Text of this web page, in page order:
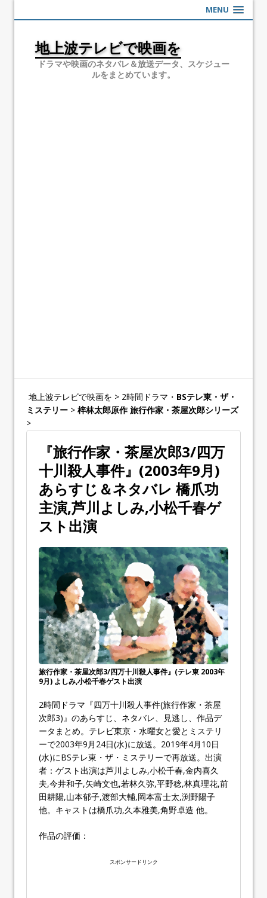
MENU
地上波テレビで映画を
ドラマや映画のネタバレ＆放送データ、スケジュー
ルをまとめています。
地上波テレビで映画を > 2時間ドラマ・ BSテレ東・ザ・
ミステリー > 梓林太郎原作 旅行作家・茶屋次郎シリーズ
>
『旅行作家・茶屋次郎3/四万
十川殺人事件』(2003年9月)
あらすじ＆ネタバレ 橋爪功
主演,芦川よしみ,小松千春ゲ
スト出演
旅行作家・茶屋次郎3/四万十川殺人事件』(テレ東 2003年
9月) よしみ,小松千春ゲスト出演
2時間ドラマ『四万十川殺人事件(旅行作家・茶屋
次郎3)』のあらすじ、ネタバレ、見逃し、作品デ
ータまとめ。テレビ東京・水曜女と愛とミステリ
ーで2003年9月24日(水)に放送。2019年4月10日
(水)にBSテレ東・ザ・ミステリーで再放送。出演
者：ゲスト出演は芦川よしみ,小松千春,金内喜久
夫,今井和子,矢崎文也,若林久弥,平野稔,林真理花,前
田耕陽,山本郁子,渡部大輔,岡本富士太,渕野陽子
他。キャストは橋爪功,久本雅美,角野卓造 他。
作品の評価：
スポンサードリンク